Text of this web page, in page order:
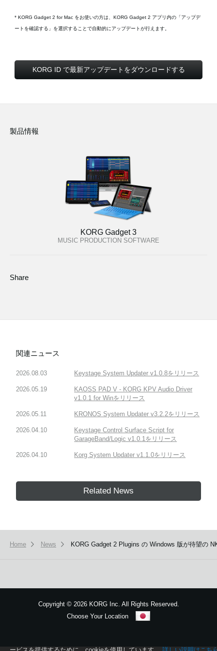
* KORG Gadget 2 for Mac をお使いの方は、KORG Gadget 2 アプリ内の「アップデ
ートを確認する」を選択することで自動的にアップデートが行えます。
KORG ID で最新アップデートをダウンロードする
製品情報
KORG Gadget 3
MUSIC PRODUCTION SOFTWARE
Share
関連ニュース
2026.08.03 Keystage System Updater v1.0.8をリリース
2026.05.19
KAOSS PAD V - KORG KPV Audio Driver
v1.0.1 for Winをリリース
2026.05.11 KRONOS System Updater v3.2.2をリリース
2026.04.10
Keystage Control Surface Script for
GarageBand/Logic v1.0.1をリリース
2026.04.10 Korg System Updater v1.1.0をリリース
Related News
Home News KORG Gadget 2 Plugins の Windows 版が待望の
Copyright ©2026 KORG Inc. All Rights Reserved.
Choose Your Location